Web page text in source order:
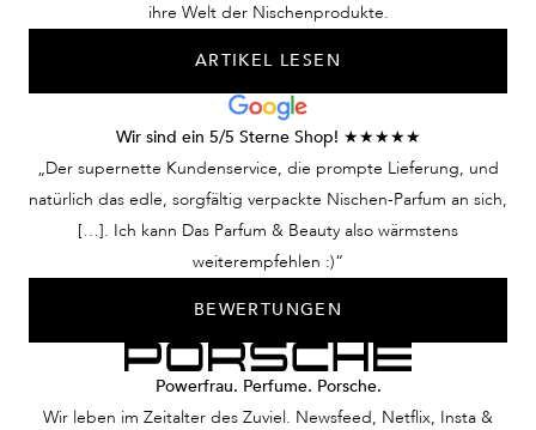
ihre Welt der Nischenprodukte.
ARTIKEL LESEN
Wir sind ein 5/5 Sterne Shop! ★★★★★
„Der supernette Kundenservice, die prompte Lieferung, und
natürlich das edle, sorgfältig verpackte Nischen-Parfum an sich,
[…]. Ich kann Das Parfum & Beauty also wärmstens
weiterempfehlen :)“
BEWERTUNGEN
Powerfrau. Perfume. Porsche.
Wir leben im Zeitalter des Zuviel. Newsfeed, Netflix, Insta &